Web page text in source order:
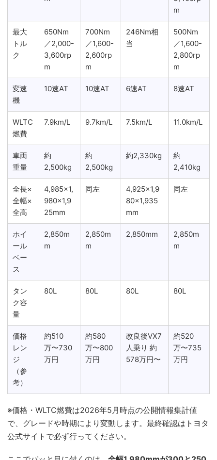
m
最大
トル
ク
650Nm
／2,000-
3,600rp
m
700Nm
／1,600-
2,600rp
m
246Nm相
当
500Nm
／1,600-
2,800rp
m
変速
機
10速AT 10速AT 6速AT 8速AT
WLTC
燃費
7.9km/L 9.7km/L 7.5km/L 11.0km/L
車両
重量
約
2,500kg
約
2,500kg
約2,330kg
約
2,410kg
全長×
全幅×
全高
4,985×1,
980×1,9
25mm
同左
4,925×1,9
80×1,935
mm
同左
ホイ
ール
ベー
ス
2,850m
m
2,850m
m
2,850mm
2,850m
m
タン
ク容
量
80L 80L 80L 80L
価格
レン
ジ
（参
考）
約510
万〜730
万円
約580
万〜800
万円
改良後VX7
人乗り 約
578万円〜
約520
万〜735
万円
※価格・WLTC燃費は2026年5月時点の公開情報集計値
で、グレードや時期により変動します。最終確認はトヨタ
公式サイトで必ず行ってください。